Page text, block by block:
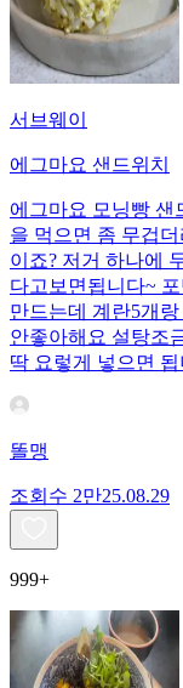
서브웨이
에그마요 샌드위치
에그마요 모닝빵 샌
을 먹으면 좀 무겁
이죠? 저거 하나에
다고보면됩니다~
만드는데 계란5개
안좋아해요 설탕조
딱 요렇게 넣으면 됩
똘맹
조회수 2만25.08.29
999+